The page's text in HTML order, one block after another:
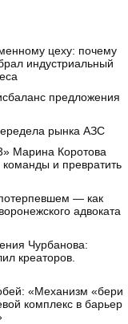
цеху: почему
индустриальный
предложения
рынка АЗС
Марина Коротова
команды и превратить
— как
адвоката
Чурбанова:
креаторов.
«Механизм «бери
комплекс в барьер